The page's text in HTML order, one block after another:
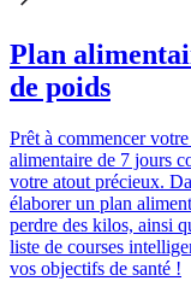
Plan
de poids
Prêt à commencer
alimentaire de 7 jours
votre atout précieux.
élaborer un plan
perdre des kilos, ainsi
liste de courses
vos objectifs de santé !